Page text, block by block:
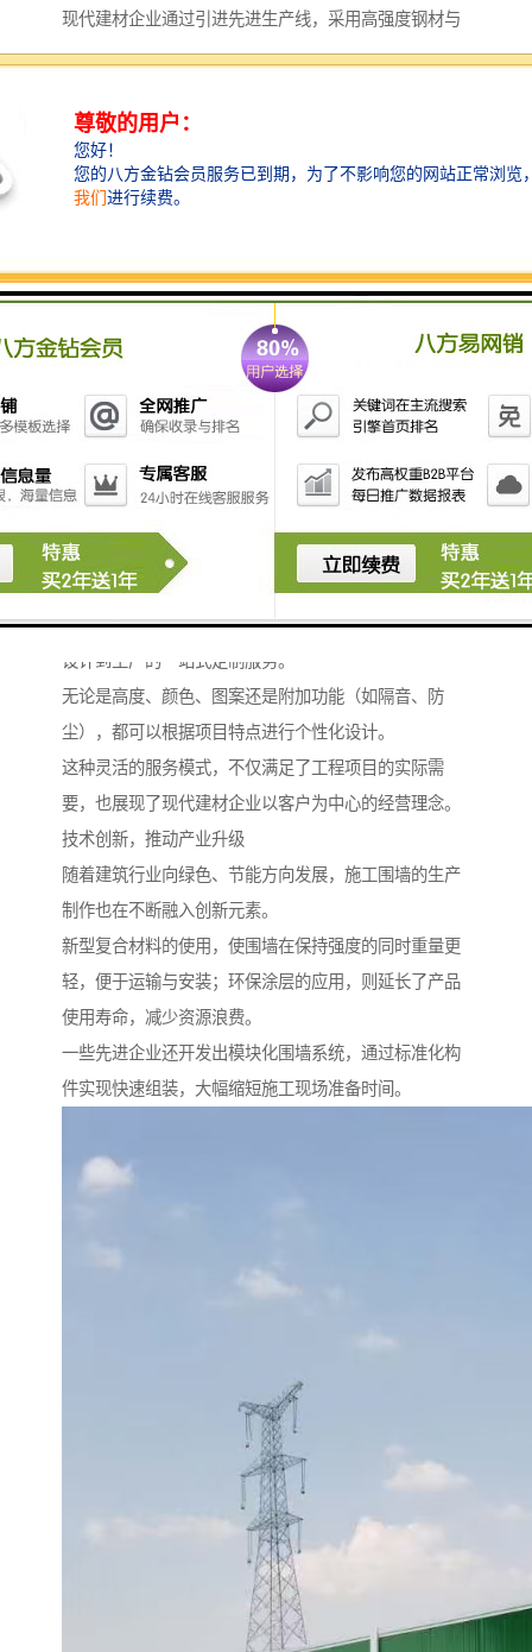
现代建材企业通过引进先进生产线，采用高强度钢材与
环保涂层工艺，生产出兼具稳定性与耐候性的围挡产
从单板围挡到复合围挡，再到符合市政要求的专用围挡
板，每一类产品都经过严格的质量检测，确保能够在不
同气候条件下长期使用。
设计显得尤为重要。
专业生产企业通过计算机辅助设计，优化支撑结构，增
加抗风抗震能力，使围墙在恶劣天气下依然稳固如山。
这种对细节的专注，体现的是对施工安全的高度负责。
定制化服务，满足多元需求
相同。
则需要长期使用的坚固围墙，甚至要求与周边环境协调
一致。
专业的建材供应企业能够根据客户的具体需求，提供从
设计到生产的一站式定制服务。
无论是高度、颜色、图案还是附加功能（如隔音、防
尘），都可以根据项目特点进行个性化设计。
这种灵活的服务模式，不仅满足了工程项目的实际需
要，也展现了现代建材企业以客户为中心的经营理念。
技术创新，推动产业升级
随着建筑行业向绿色、节能方向发展，施工围墙的生产
制作也在不断融入创新元素。
新型复合材料的使用，使围墙在保持强度的同时重量更
轻，便于运输与安装；环保涂层的应用，则延长了产品
使用寿命，减少资源浪费。
一些先进企业还开发出模块化围墙系统，通过标准化构
件实现快速组装，大幅缩短施工现场准备时间。